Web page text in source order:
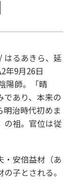
はるあきら、延
年9月26日
陽師。「晴
であり、本来の
治時代初めま
の祖。官位は従
・安倍益材（あ
子とされる。